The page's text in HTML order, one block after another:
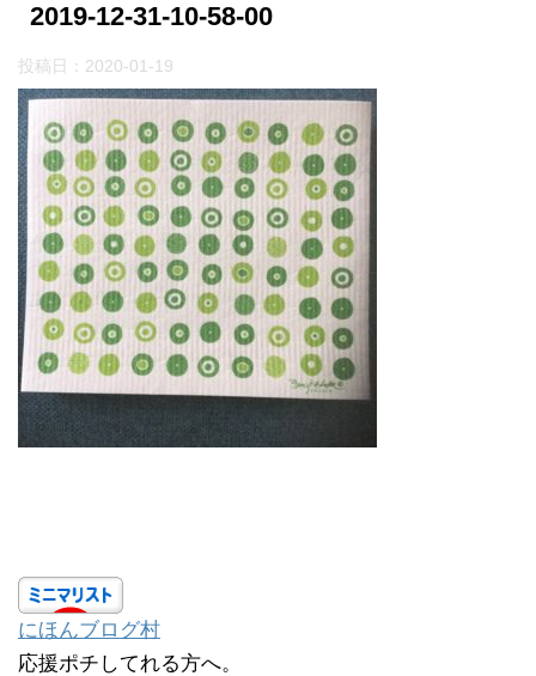
2019-12-31-10-58-00
投稿日： 2020-01-19
にほんブログ村
応援ポチしてれる方へ。